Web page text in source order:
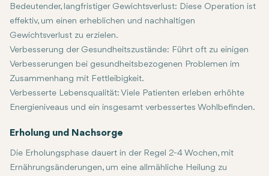
Bedeutender, langfristiger Gewichtsverlust: Diese Operation ist
effektiv, um einen erheblichen und nachhaltigen
Gewichtsverlust zu erzielen.
Verbesserung der Gesundheitszustände: Führt oft zu einigen
Verbesserungen bei gesundheitsbezogenen Problemen im
Zusammenhang mit Fettleibigkeit.
Verbesserte Lebensqualität: Viele Patienten erleben erhöhte
Energieniveaus und ein insgesamt verbessertes Wohlbefinden.
Erholung und Nachsorge
Die Erholungsphase dauert in der Regel 2-4 Wochen, mit
Ernährungsänderungen, um eine allmähliche Heilung zu